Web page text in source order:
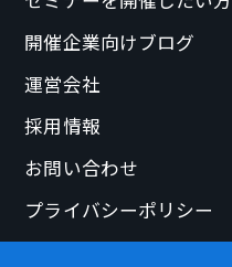
開催企業向けブログ
運営会社
採用情報
お問い合わせ
プライバシーポリシー